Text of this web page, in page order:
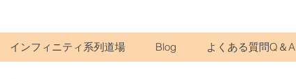
インフィニティ系列道場 Blog よくある質問Q＆A